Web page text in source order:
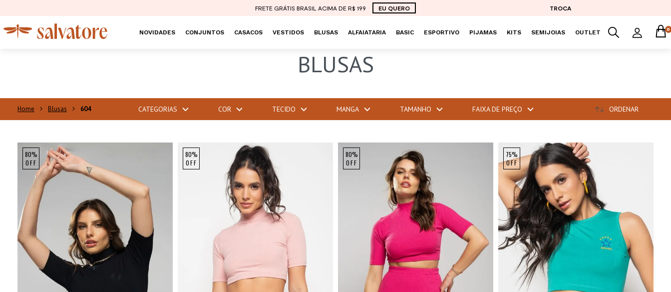
FRETE GRÁTIS BRASIL ACIMA DE R$ 199 EU QUERO TROCA
NOVIDADES CONJUNTOS CASACOS VESTIDOS BLUSAS ALFAIATARIA BASIC ESPORTIVO PIJAMAS KITS SEMIJOIAS OUTLET 0
BLUSAS
Blusas 604 CATEGORIAS COR TECIDO MANGA TAMANHO FAIXA DE PREÇO ORDENAR
80%
OFF
80%
OFF
80%
OFF
75%
OFF